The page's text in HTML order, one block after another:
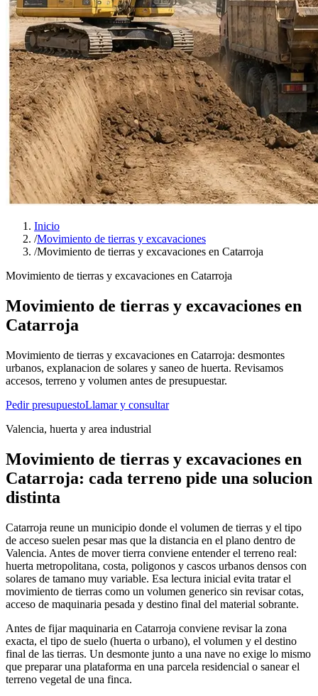
Inicio
/Movimiento de tierras y excavaciones
/Movimiento de tierras y excavaciones en Catarroja
Movimiento de tierras y excavaciones en Catarroja
Movimiento de tierras y excavaciones en
Catarroja
Movimiento de tierras y excavaciones en Catarroja: desmontes
urbanos, explanacion de solares y saneo de huerta. Revisamos
accesos, terreno y volumen antes de presupuestar.
Pedir presupuestoLlamar y consultar
Valencia, huerta y area industrial
Movimiento de tierras y excavaciones en
Catarroja: cada terreno pide una solucion
distinta
Catarroja reune un municipio donde el volumen de tierras y el tipo
de acceso suelen pesar mas que la distancia en el plano dentro de
Valencia. Antes de mover tierra conviene entender el terreno real:
huerta metropolitana, costa, poligonos y cascos urbanos densos con
solares de tamano muy variable. Esa lectura inicial evita tratar el
movimiento de tierras como un volumen generico sin revisar cotas,
acceso de maquinaria pesada y destino final del material sobrante.
Antes de fijar maquinaria en Catarroja conviene revisar la zona
exacta, el tipo de suelo (huerta o urbano), el volumen y el destino
final de las tierras. Un desmonte junto a una nave no exige lo mismo
que preparar una plataforma en una parcela residencial o sanear el
terreno vegetal de una finca.